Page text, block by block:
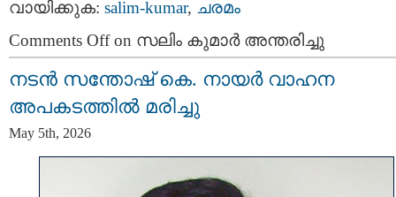
വായിക്കുക: salim-kumar, ചരമം
Comments Offon സലിം കുമാർ അന്തരിച്ചു
നടന്‍ സന്തോഷ് കെ. നായര്‍ വാഹന
അപകടത്തില്‍ മരിച്ചു
May 5th, 2026